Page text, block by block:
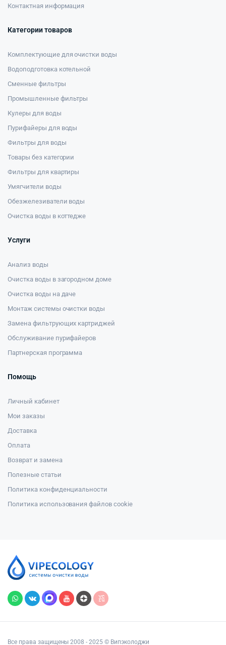
Контактная информация
Категории товаров
Комплектующие для очистки воды
Водоподготовка котельной
Сменные фильтры
Промышленные фильтры
Кулеры для воды
Пурифайеры для воды
Фильтры для воды
Товары без категории
Фильтры для квартиры
Умягчители воды
Обезжелезиватели воды
Очистка воды в коттедже
Услуги
Анализ воды
Очистка воды в загородном доме
Очистка воды на даче
Монтаж системы очистки воды
Замена фильтрующих картриджей
Обслуживание пурифайеров
Партнерская программа
Помощь
Личный кабинет
Мои заказы
Доставка
Оплата
Возврат и замена
Полезные статьи
Политика конфиденциальности
Политика использования файлов cookie
Все права защищены 2008 - 2025 © Випэколоджи